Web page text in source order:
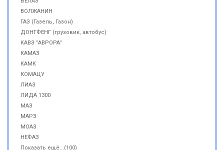
ВОЛЖАНИН
ГАЗ (Газель, Газон)
ДОНГФЕНГ (грузовик, автобус)
КАВЗ "АВРОРА"
КАМАЗ
КАМК
КОМАЦУ
ЛИАЗ
ЛИДА 1300
МАЗ
МАРЗ
МОАЗ
НЕФАЗ
Показать ещё...(100)